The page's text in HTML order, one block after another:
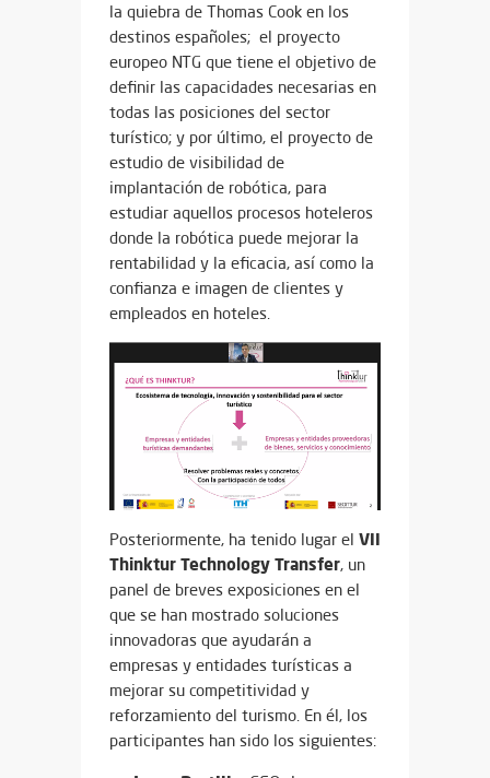
la quiebra de Thomas Cook en los
destinos españoles; el proyecto
europeo NTG que tiene el objetivo de
definir las capacidades necesarias en
todas las posiciones del sector
turístico; y por último, el proyecto de
estudio de visibilidad de
implantación de robótica, para
estudiar aquellos procesos hoteleros
donde la robótica puede mejorar la
rentabilidad y la eficacia, así como la
confianza e imagen de clientes y
empleados en hoteles.
Posteriormente, ha tenido lugar el VII
Thinktur Technology Transfer, un
panel de breves exposiciones en el
que se han mostrado soluciones
innovadoras que ayudarán a
empresas y entidades turísticas a
mejorar su competitividad y
reforzamiento del turismo. En él, los
participantes han sido los siguientes: